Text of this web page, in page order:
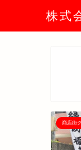
株式
商店街